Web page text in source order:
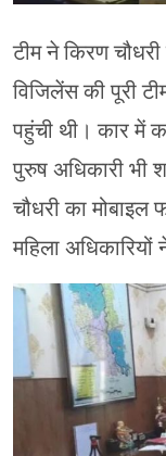
टीम ने किरण
विजिलेंस की पूरी
पहुंची थी। कार में
पुरुष अधिकारी भी
चौधरी का
महिला